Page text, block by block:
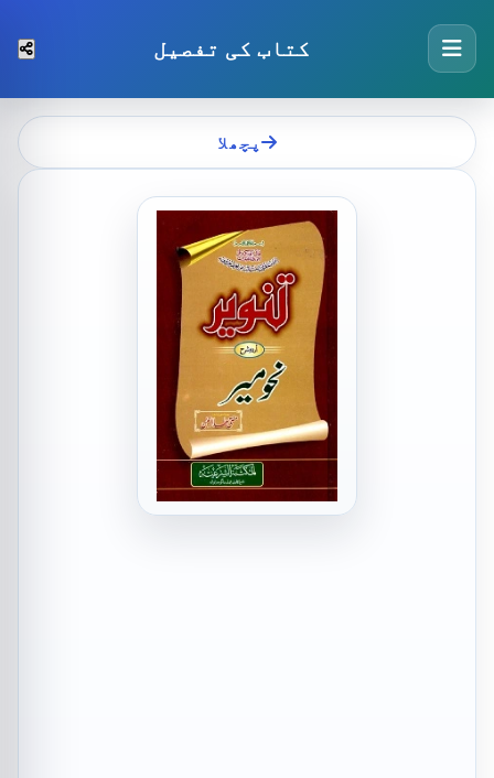
کتاب کی تفصیل
پچھلا